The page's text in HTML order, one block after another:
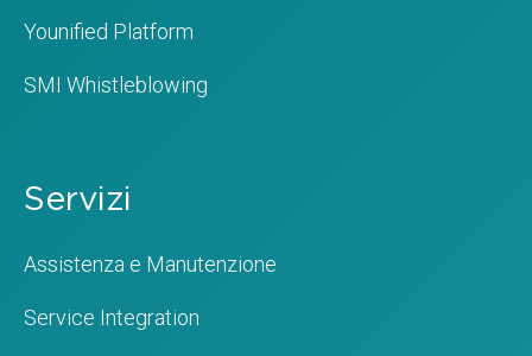
Younified Platform
SMI Whistleblowing
Servizi
Assistenza e Manutenzione
Service Integration